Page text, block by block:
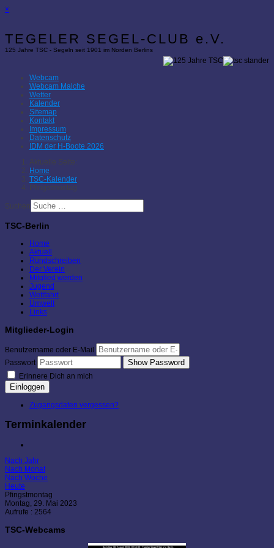
×
TEGELER SEGEL-CLUB e.V.
125 Jahre TSC - Segeln seit 1901 im Norden Berlins
Webcam
Webcam Malche
Wetter
Kalender
Sitemap
Kontakt
Impressum
Datenschutz
IDM der H-Boote 2026
Aktuelle Seite:
Home
TSC-Kalender
Pfingstmontag
Suchen
TSC-Berlin
Home
Aktuell
Rundschreiben
Der Verein
Mitglied werden
Jugend
Wettfahrt
Umwelt
Links
Mitglieder-Login
Benutzername oder E-Mail
Passwort
Show Password
Erinnere Dich an mich
Einloggen
Zugangsdaten vergessen?
Terminkalender
Nach Jahr
Nach Monat
Nach Woche
Heute
Pfingstmontag
Montag, 29. Mai 2023
Aufrufe : 2564
TSC-Webcams